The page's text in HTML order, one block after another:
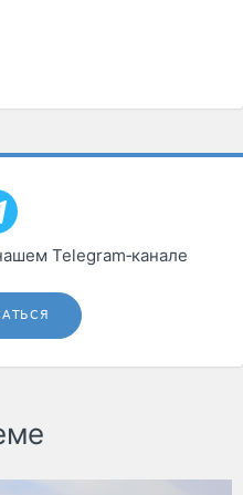
Telegram‑канале